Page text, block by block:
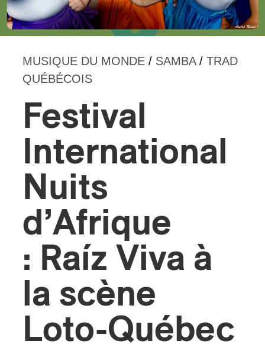
MUSIQUE DU MONDE / SAMBA/ TRAD
QUÉBÉCOIS
Festival
International
Nuits
d’Afrique
: Raíz Viva à
la scène
Loto-Québec